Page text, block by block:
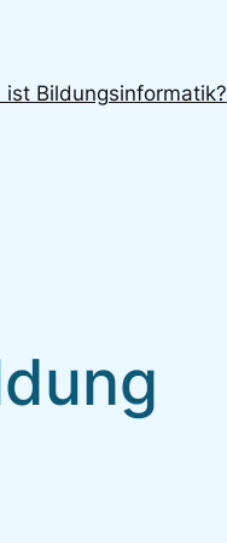
ist Bildungsinformatik?